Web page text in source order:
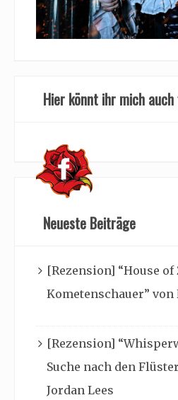
Hier könnt ihr mich
Neueste Beiträge
[Rezension] “House of
Kometenschauer”
[Rezension]
Suche nach den
Jordan Lees